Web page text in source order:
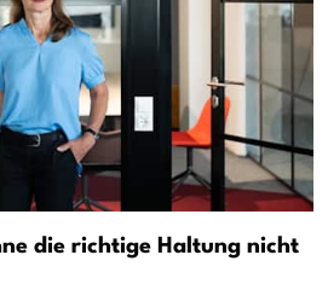
die richtige Haltung nicht